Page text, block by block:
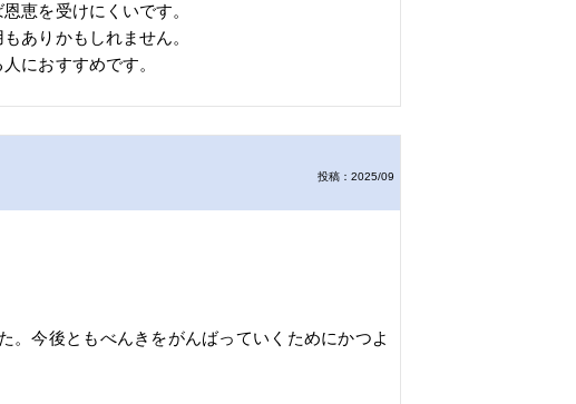
恵を受けにくいです。
ありかもしれません。
におすすめです。
投稿：2025/09
。今後ともべんきをがんばっていくためにかつよ